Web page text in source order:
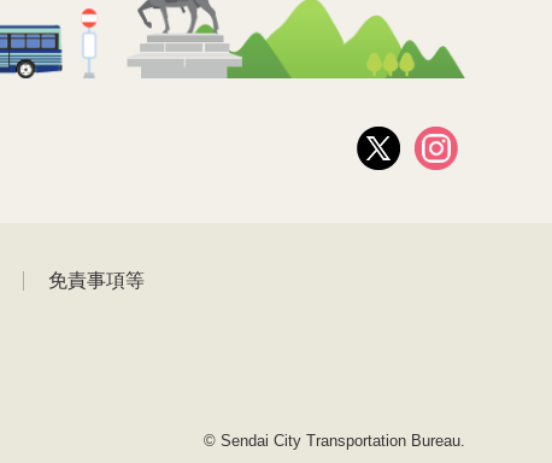
免責事項等
© Sendai City Transportation Bureau.